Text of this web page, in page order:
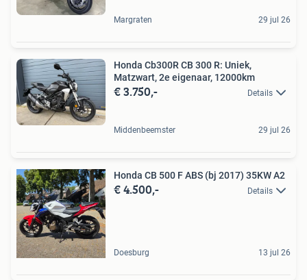
Margraten 29 jul 26
Honda Cb300R CB 300 R: Uniek,
Matzwart, 2e eigenaar, 12000km
€ 3.750,- Details
Middenbeemster 29 jul 26
Honda CB 500 F ABS (bj 2017) 35KW A2
€ 4.500,- Details
Doesburg 13 jul 26